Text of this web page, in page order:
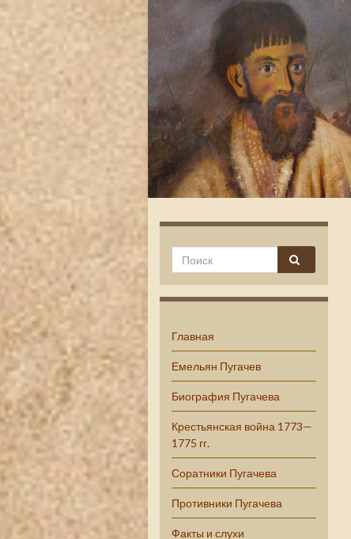
Главная
Емельян Пугачев
Биография Пугачева
Крестьянская война 1773—
1775 гг.
Соратники Пугачева
Противники Пугачева
Факты и слухи